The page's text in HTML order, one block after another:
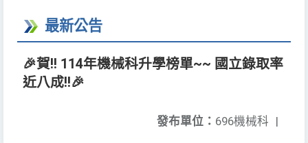
最新公告
🎉賀!! 114年機械科升學榜單~~ 國立錄取率
近八成!!🎉
發布單位： 696機械科 |